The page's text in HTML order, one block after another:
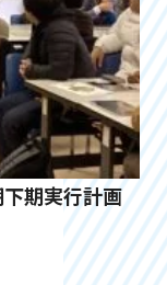
期実行計画